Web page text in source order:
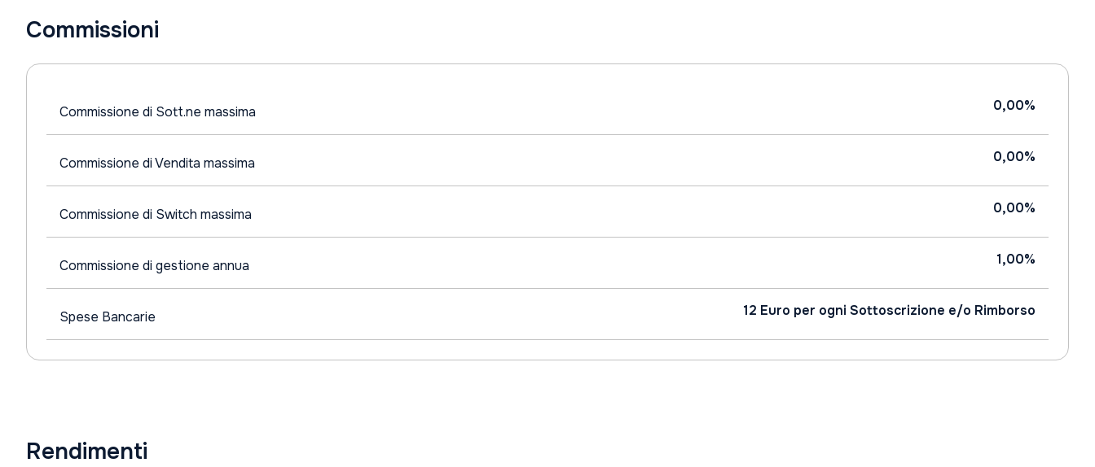
Commissioni
Commissione di Sott.ne massima 0,00%
Commissione di Vendita massima 0,00%
Commissione di Switch massima 0,00%
Commissione di gestione annua 1,00%
Spese Bancarie 12 Euro per ogni Sottoscrizione e/o Rimborso
Rendimenti